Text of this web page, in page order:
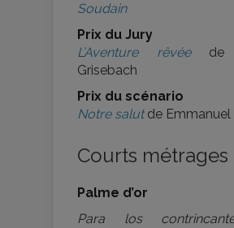
Soudain
Prix du Jury
L’Aventure rêvéede
Grisebach
Prix du scénario
Notre salutde Emmanuel
Courts métrages
Palme d’or
Para los